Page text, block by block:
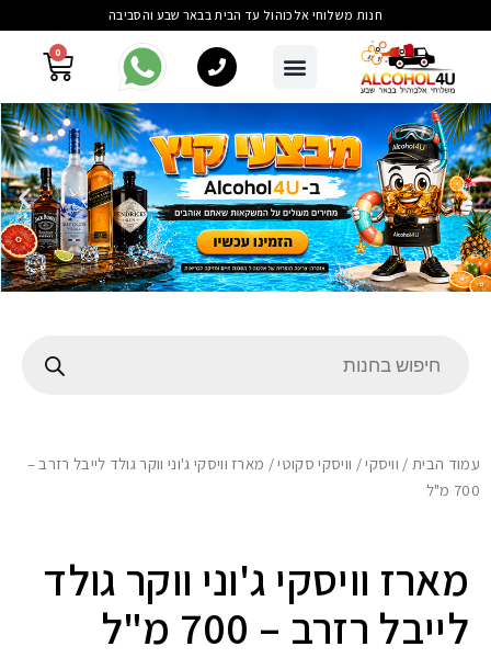
חנות משלוחי אלכוהול עד הבית בבאר שבע והסביבה
0
עמוד הבית/ וויסקי/ וויסקי סקוטי/ מארז וויסקי ג'וני ווקר גולד לייבל רזרב –
700 מ"ל
מארז וויסקי ג'וני ווקר גולד
לייבל רזרב – 700 מ"ל